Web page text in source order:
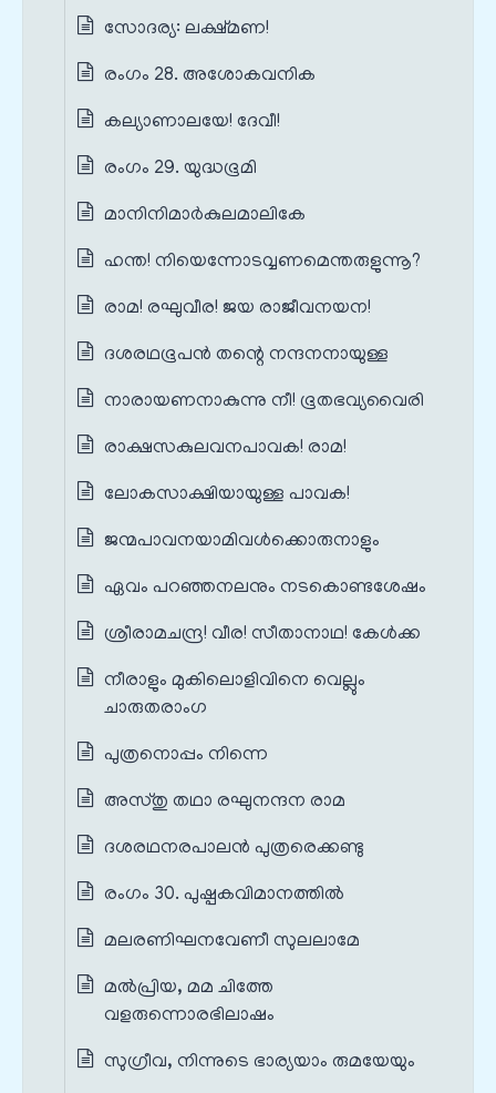
സോദര്യ: ലക്ഷ്മണ!
രംഗം 28. അശോകവനിക
കല്യാണാലയേ! ദേവീ!
രംഗം 29. യുദ്ധഭൂമി
മാനിനിമാർകുലമാലികേ
ഹന്ത! നിയെന്നോടവ്വണമെന്തരുളുന്നൂ?
രാമ! രഘുവീര! ജയ രാജീവനയന!
ദശരഥഭൂപൻ തന്റെ നന്ദനനായുള്ള
നാരായണനാകുന്നു നീ! ഭൂതഭവ്യവൈരി
രാക്ഷസകുലവനപാവക! രാമ!
ലോകസാക്ഷിയായുള്ള പാവക!
ജന്മപാവനയാമിവൾക്കൊരുനാളും
ഏവം പറഞ്ഞനലനും നടകൊണ്ടശേഷം
ശ്രീരാമചന്ദ്ര! വീര! സീതാനാഥ! കേൾക്ക
നീരാളും മുകിലൊളിവിനെ വെല്ലും
ചാരുതരാംഗ
പുത്രനൊപ്പം നിന്നെ
അസ്തു തഥാ രഘുനന്ദന രാമ
ദശരഥനരപാലൻ പുത്രരെക്കണ്ടു
രംഗം 30. പുഷ്പകവിമാനത്തിൽ
മലരണിഘനവേണീ സുലലാമേ
മൽപ്രിയ, മമ ചിത്തേ
വളരുന്നൊരഭിലാഷം
സുഗ്രീവ, നിന്നുടെ ഭാര്യയാം രുമയേയും